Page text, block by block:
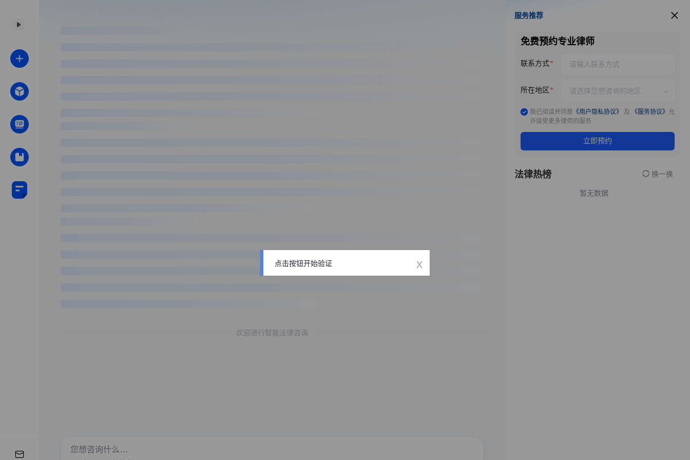
欢迎进行智能法律咨询
服务推荐
服务推荐
免费预约专业律师
联系方式
所在地区
我已阅读并同意 《用户隐私协议》 及 《服务协议》 允
许接受更多律师的服务
立即预约
法律热榜 换一换
暂无数据
点击按钮开始验证 x